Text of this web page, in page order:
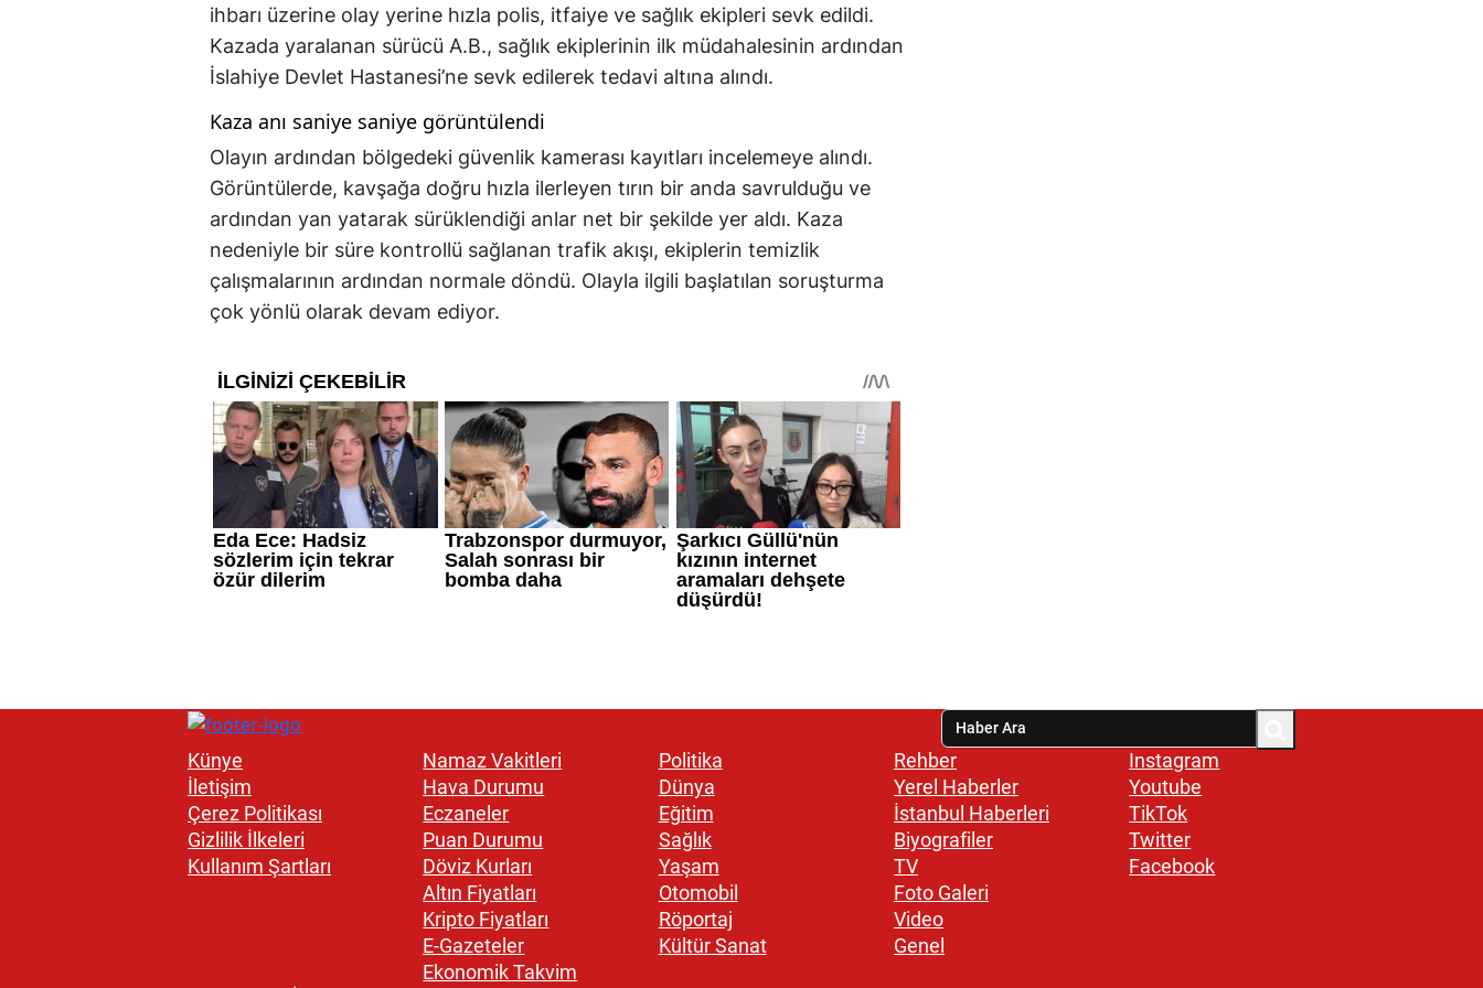
ihbarı üzerine olay yerine hızla polis, itfaiye ve sağlık ekipleri sevk edildi.
Kazada yaralanan sürücü A.B., sağlık ekiplerinin ilk müdahalesinin ardından
İslahiye Devlet Hastanesi’ne sevk edilerek tedavi altına alındı.
Kaza anı saniye saniye görüntülendi
Olayın ardından bölgedeki güvenlik kamerası kayıtları incelemeye alındı.
Görüntülerde, kavşağa doğru hızla ilerleyen tırın bir anda savrulduğu ve
ardından yan yatarak sürüklendiği anlar net bir şekilde yer aldı. Kaza
nedeniyle bir süre kontrollü sağlanan trafik akışı, ekiplerin temizlik
çalışmalarının ardından normale döndü. Olayla ilgili başlatılan soruşturma
çok yönlü olarak devam ediyor.
Künye
İletişim
Çerez Politikası
Gizlilik İlkeleri
Kullanım Şartları
Namaz Vakitleri
Hava Durumu
Eczaneler
Puan Durumu
Döviz Kurları
Altın Fiyatları
Kripto Fiyatları
E-Gazeteler
Ekonomik Takvim
Politika
Dünya
Eğitim
Sağlık
Yaşam
Otomobil
Röportaj
Kültür Sanat
Rehber
Yerel Haberler
İstanbul Haberleri
Biyografiler
TV
Foto Galeri
Video
Genel
Instagram
Youtube
TikTok
Twitter
Facebook